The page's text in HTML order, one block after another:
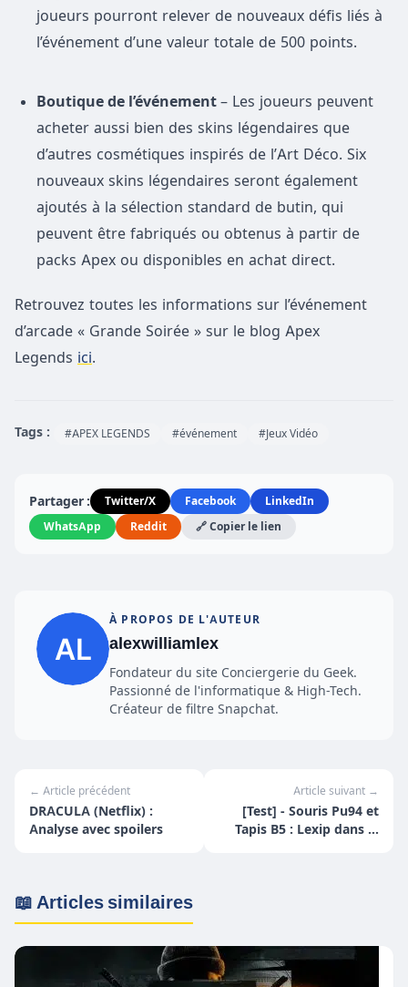
joueurs pourront relever de nouveaux défis liés à
l’événement d’une valeur totale de 500 points.
Boutique de l’événement – Les joueurs peuvent
acheter aussi bien des skins légendaires que
d’autres cosmétiques inspirés de l’Art Déco. Six
nouveaux skins légendaires seront également
ajoutés à la sélection standard de butin, qui
peuvent être fabriqués ou obtenus à partir de
packs Apex ou disponibles en achat direct.
Retrouvez toutes les informations sur l’événement
d’arcade « Grande Soirée » sur le blog Apex
Legends ici.
Tags : #APEX LEGENDS #événement #Jeux Vidéo
Partager : Twitter/X Facebook
LinkedIn
WhatsApp
Reddit 🔗 Copier le lien
À PROPOS DE L'AUTEUR
alexwilliamlex
Fondateur du site Conciergerie du Geek.
Passionné de l'informatique & High-Tech.
Créateur de filtre Snapchat.
← Article précédent
DRACULA (Netflix) :
Analyse avec spoilers
Article suivant →
[Test] - Souris Pu94 et
Tapis B5 : Lexip dans le
📖 Articles similaires